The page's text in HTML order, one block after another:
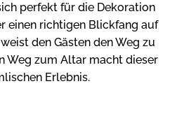
perfekt für die Dekoration
einen richtigen Blickfang auf
den Gästen den Weg zu
Weg zum Altar macht dieser
Erlebnis.